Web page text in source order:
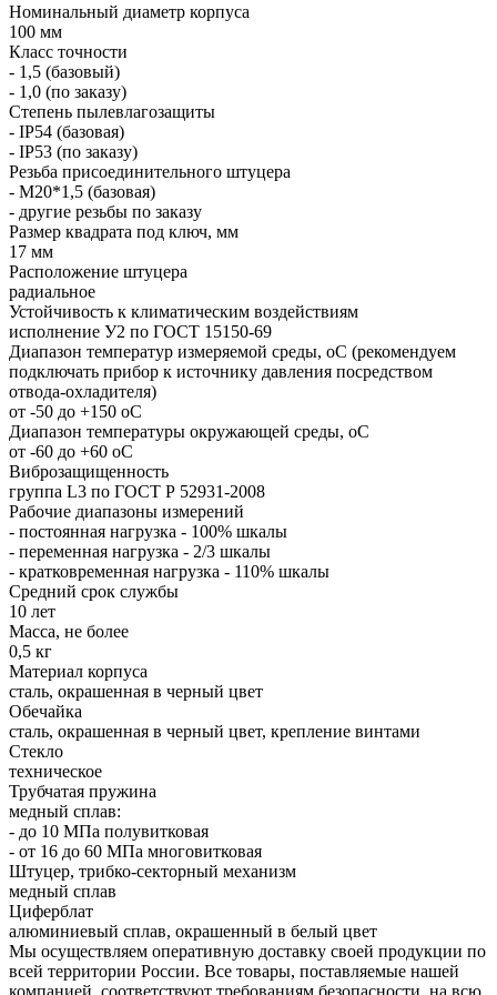
Номинальный диаметр корпуса
100 мм
Класс точности
- 1,5 (базовый)
- 1,0 (по заказу)
Степень пылевлагозащиты
- IP54 (базовая)
- IP53 (по заказу)
Резьба присоединительного штуцера
- М20*1,5 (базовая)
- другие резьбы по заказу
Размер квадрата под ключ, мм
17 мм
Расположение штуцера
радиальное
Устойчивость к климатическим воздействиям
исполнение У2 по ГОСТ 15150-69
Диапазон температур измеряемой среды, оС (рекомендуем
подключать прибор к источнику давления посредством
отвода-охладителя)
от -50 до +150 оС
Диапазон температуры окружающей среды, оС
от -60 до +60 оС
Виброзащищенность
группа L3 по ГОСТ Р 52931-2008
Рабочие диапазоны измерений
- постоянная нагрузка - 100% шкалы
- переменная нагрузка - 2/3 шкалы
- кратковременная нагрузка - 110% шкалы
Средний срок службы
10 лет
Масса, не более
0,5 кг
Материал корпуса
сталь, окрашенная в черный цвет
Обечайка
сталь, окрашенная в черный цвет, крепление винтами
Стекло
техническое
Трубчатая пружина
медный сплав:
- до 10 МПа полувитковая
- от 16 до 60 МПа многовитковая
Штуцер, трибко-секторный механизм
медный сплав
Циферблат
алюминиевый сплав, окрашенный в белый цвет
Мы осуществляем оперативную доставку своей продукции по
всей территории России. Все товары, поставляемые нашей
компанией, соответствуют требованиям безопасности, на всю